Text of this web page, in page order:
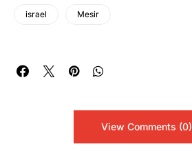
israel Mesir
View Comments (0)